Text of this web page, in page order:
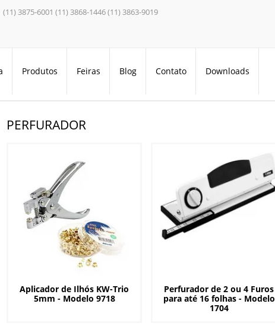
(11) 3875-6001 (11) 3868-1446 (11) 3863-9019
Produtos Feiras Blog Contato
Downloads
PERFURADOR
Aplicador de Ilhós KW-Trio
5mm - Modelo 9718
Perfurador de 2 ou 4 Furos
para até 16 folhas - Modelo
1704